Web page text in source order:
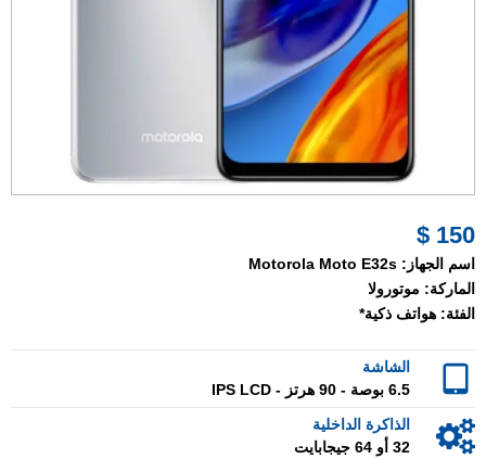
150 $
اسم الجهاز: Motorola Moto E32s
الماركة: موتورولا
الفئة: هواتف ذكية*
الشاشة
6.5 بوصة - 90 هرتز - IPS LCD
الذاكرة الداخلية
32 أو 64 جيجابايت